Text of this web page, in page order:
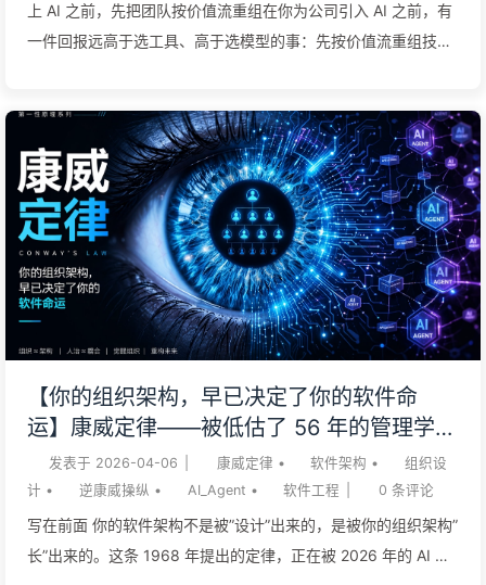
上 AI 之前，先把团队按价值流重组在你为公司引入 AI 之前，有
一件回报远高于选工具、高于选模型的事：先按价值流重组技术
在团队按技术层（前端、后端、算法、运维、安全）错切。一个
端到端的功能要跨四五个团队，每次交接都在掉东西：需求掉一
点，上下文掉一点，责任感掉一点。团队边界改对了，AI 才有放
大的土壤；边界不对，AI 只会在错的结构上加速制造债务。 这
篇文章给一套能动手的组织设计法——Team Topologies（团队
拓扑，Skelton & Pais, 2019 / 2025 第二版）。核心三条：按价
值流切团队、盯紧每个团队的认知负荷、把内部平台当产品。下
面用一个制造业的真实场景拆开讲，再把视角拉到 2026 年的 AI
Topologies 重新定位为「AI 时代的基础设施 for agency」，这
是这一版要补的关键判读。 一位制造业 CIO（案例基于真实项
目...
【你的组织架构，早已决定了你的软件命
运】康威定律——被低估了 56 年的管理学铁
律 AI 时代软件工程变革——慢慢学AI171
发表于 2026-04-06 康威定律 • 软件架构 •
组织设
计 • 逆康威操纵 • AI_Agent • 软件工程 0 条评论
写在前面 你的软件架构不是被”设计”出来的，是被你的组织架构”
长”出来的。这条 1968 年提出的定律，正在被 2026 年的 AI 代